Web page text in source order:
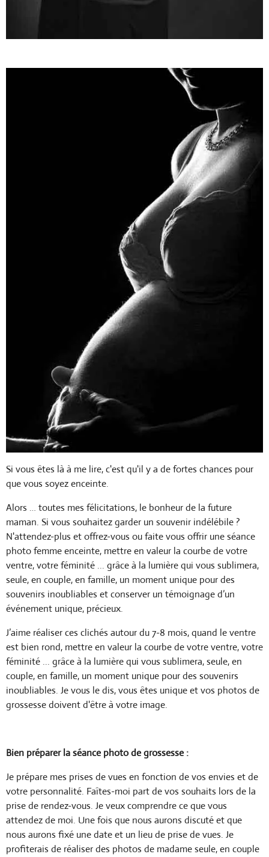
Si vous êtes là à me lire, c'est qu'il y a de fortes chances pour
que vous soyez enceinte.
Alors … toutes mes félicitations, le bonheur de la future
maman. Si vous souhaitez garder un souvenir indélébile ?
N'attendez-plus et offrez-vous ou faite vous offrir une séance
photo femme enceinte, mettre en valeur la courbe de votre
ventre, votre féminité ... grâce à la lumière qui vous sublimera,
seule, en couple, en famille, un moment unique pour des
souvenirs inoubliables et conserver un témoignage d’un
événement unique, précieux.
J’aime réaliser ces clichés autour du 7-8 mois, quand le ventre
est bien rond, mettre en valeur la courbe de votre ventre, votre
féminité ... grâce à la lumière qui vous sublimera, seule, en
couple, en famille, un moment unique pour des souvenirs
inoubliables. Je vous le dis, vous êtes unique et vos photos de
grossesse doivent d'être à votre image.
Bien préparer la séance photo de grossesse :
Je prépare mes prises de vues en fonction de vos envies et de
votre personnalité. Faîtes-moi part de vos souhaits lors de la
prise de rendez-vous. Je veux comprendre ce que vous
attendez de moi. Une fois que nous aurons discuté et que
nous aurons fixé une date et un lieu de prise de vues. Je
profiterais de réaliser des photos de madame seule, en couple